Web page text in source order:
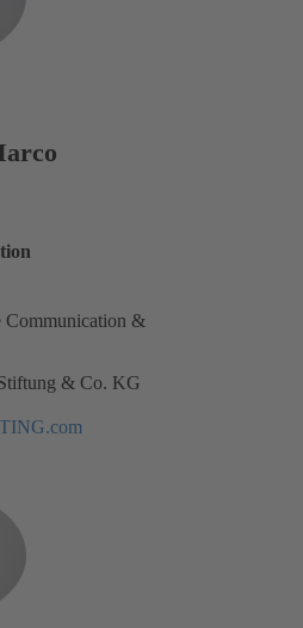
Communication &
& Co. KG